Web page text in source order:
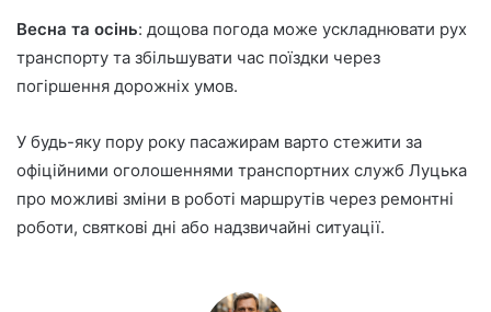
Весна та осінь: дощова погода може ускладнювати рух
транспорту та збільшувати час поїздки через
погіршення дорожніх умов.
У будь-яку пору року пасажирам варто стежити за
офіційними оголошеннями транспортних служб Луцька
про можливі зміни в роботі маршрутів через ремонтні
роботи, святкові дні або надзвичайні ситуації.